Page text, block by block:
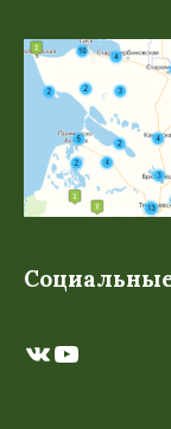
ВКонтакте
YouTube